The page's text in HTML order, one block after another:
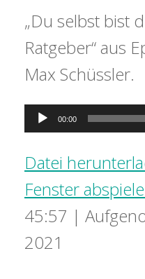
„Du selbst bist
Ratgeber“ aus
Max Schüssler.
Audio-
00:00
Datei
Fenster
45:57 |
2021